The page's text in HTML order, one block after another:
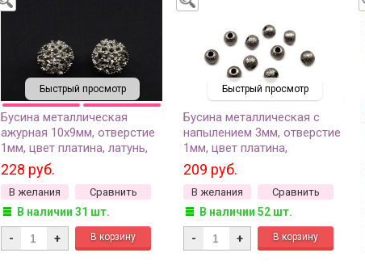
Быстрый просмотр
Бусина металлическая
ажурная 10х9мм, отверстие
1мм, цвет платина, латунь,
504-031, 2шт
228 руб.
В желания Сравнить
В наличии 31 шт.
- +
Быстрый просмотр
Бусина металлическая с
напылением 3мм, отверстие
1мм, цвет платина,
хирургическая сталь, 504-
038, 10шт
209 руб.
В желания Сравнить
В наличии 52 шт.
- +